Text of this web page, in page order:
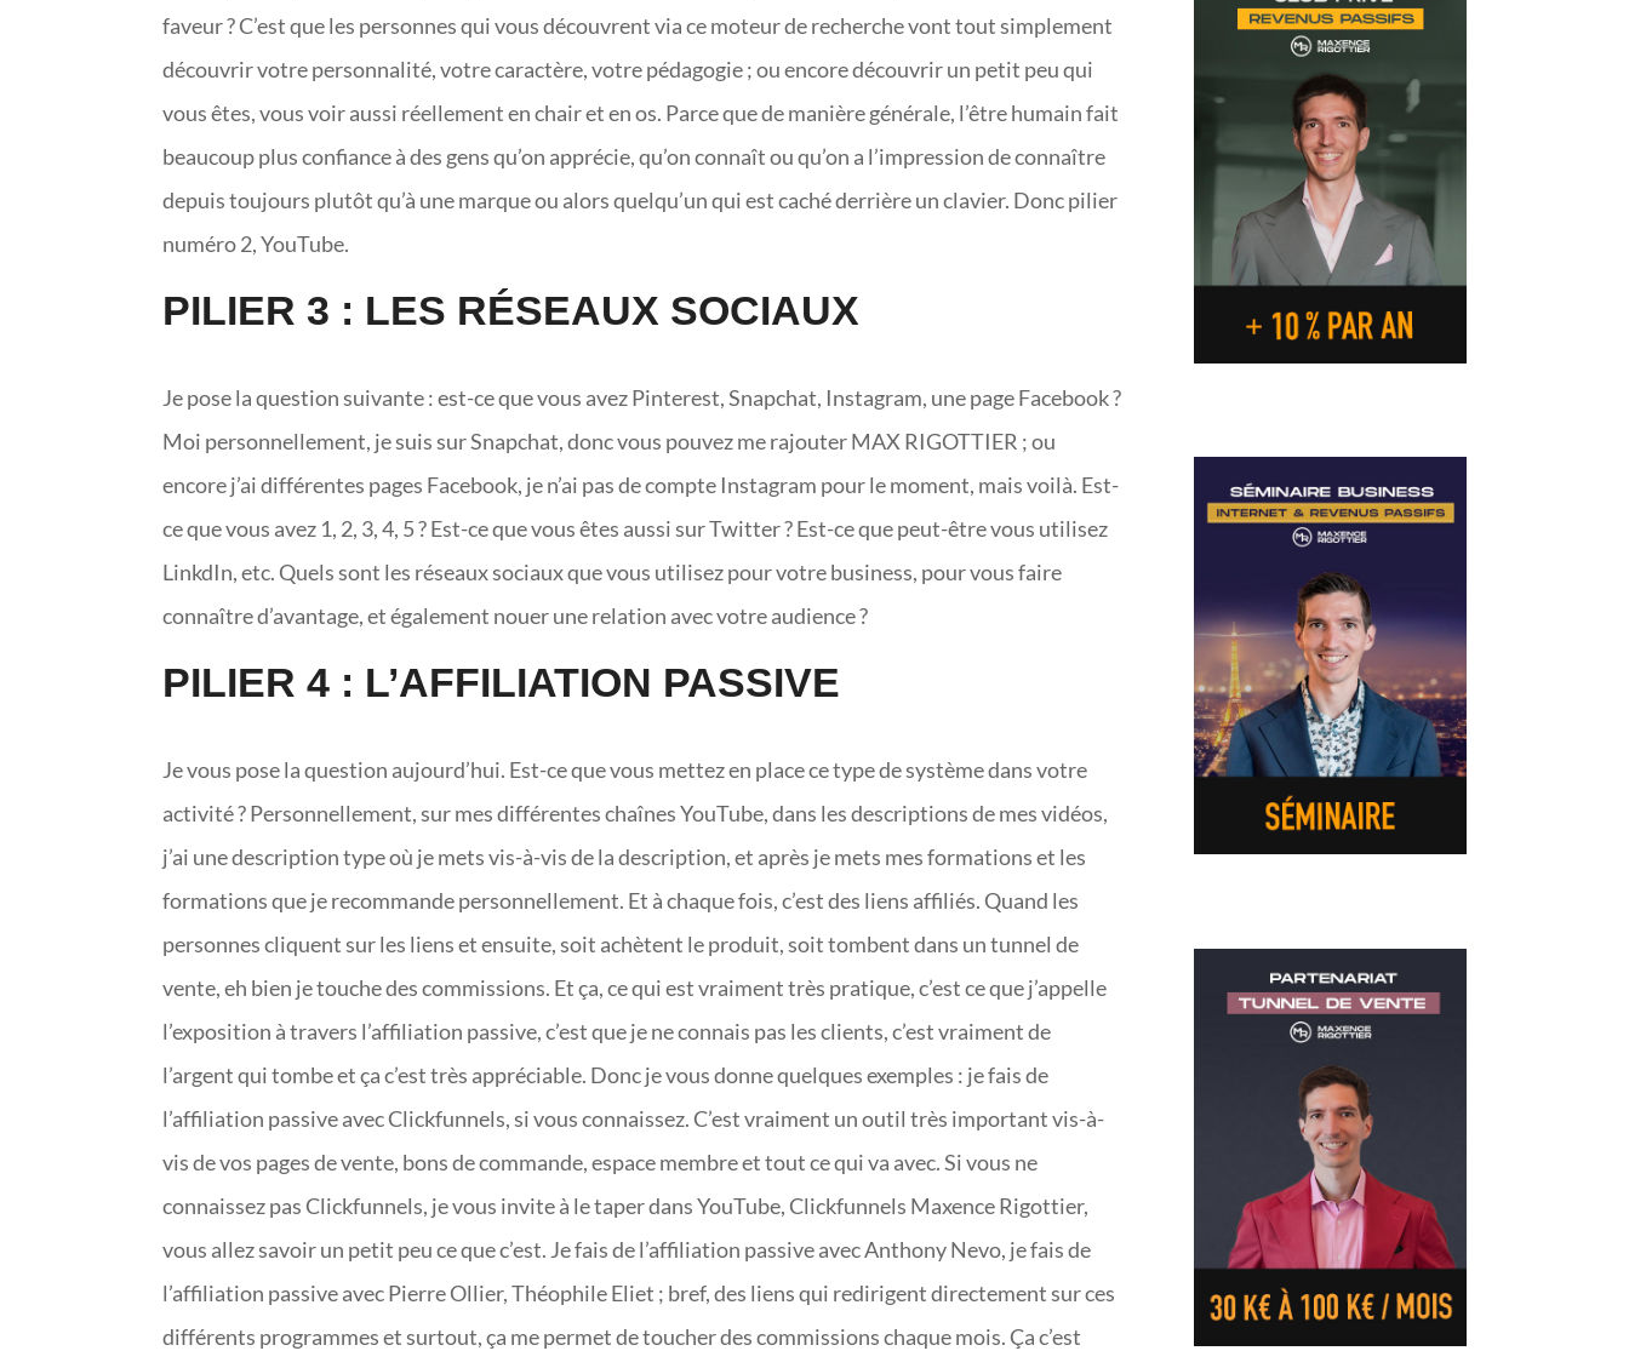
faveur ? C’est que les personnes qui vous découvrent via ce moteur de recherche vont tout simplement
découvrir votre personnalité, votre caractère, votre pédagogie ; ou encore découvrir un petit peu qui
vous êtes, vous voir aussi réellement en chair et en os. Parce que de manière générale, l’être humain fait
beaucoup plus confiance à des gens qu’on apprécie, qu’on connaît ou qu’on a l’impression de connaître
depuis toujours plutôt qu’à une marque ou alors quelqu’un qui est caché derrière un clavier. Donc pilier
numéro 2, YouTube.
PILIER 3 : LES RÉSEAUX SOCIAUX
Je pose la question suivante : est-ce que vous avez Pinterest, Snapchat, Instagram, une page Facebook ?
Moi personnellement, je suis sur Snapchat, donc vous pouvez me rajouter MAX RIGOTTIER ; ou
encore j’ai différentes pages Facebook, je n’ai pas de compte Instagram pour le moment, mais voilà. Est-
ce que vous avez 1, 2, 3, 4, 5 ? Est-ce que vous êtes aussi sur Twitter ? Est-ce que peut-être vous utilisez
LinkdIn, etc. Quels sont les réseaux sociaux que vous utilisez pour votre business, pour vous faire
connaître d’avantage, et également nouer une relation avec votre audience ?
PILIER 4 : L’AFFILIATION PASSIVE
Je vous pose la question aujourd’hui. Est-ce que vous mettez en place ce type de système dans votre
activité ? Personnellement, sur mes différentes chaînes YouTube, dans les descriptions de mes vidéos,
j’ai une description type où je mets vis-à-vis de la description, et après je mets mes formations et les
formations que je recommande personnellement. Et à chaque fois, c’est des liens affiliés. Quand les
personnes cliquent sur les liens et ensuite, soit achètent le produit, soit tombent dans un tunnel de
vente, eh bien je touche des commissions. Et ça, ce qui est vraiment très pratique, c’est ce que j’appelle
l’exposition à travers l’affiliation passive, c’est que je ne connais pas les clients, c’est vraiment de
l’argent qui tombe et ça c’est très appréciable. Donc je vous donne quelques exemples : je fais de
l’affiliation passive avec Clickfunnels, si vous connaissez. C’est vraiment un outil très important vis-à-
vis de vos pages de vente, bons de commande, espace membre et tout ce qui va avec. Si vous ne
connaissez pas Clickfunnels, je vous invite à le taper dans YouTube, Clickfunnels Maxence Rigottier,
vous allez savoir un petit peu ce que c’est. Je fais de l’affiliation passive avec Anthony Nevo, je fais de
l’affiliation passive avec Pierre Ollier, Théophile Eliet ; bref, des liens qui redirigent directement sur ces
différents programmes et surtout, ça me permet de toucher des commissions chaque mois. Ça c’est